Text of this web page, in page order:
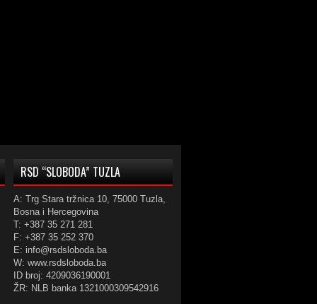
RSD “SLOBODA” TUZLA
A: Trg Stara tržnica 10, 75000 Tuzla,
Bosna i Hercegovina
T: +387 35 271 281
F: +387 35 252 370
E: info@rsdsloboda.ba
W: www.rsdsloboda.ba
ID broj: 4209036190001
ŽR: NLB banka 1321000309542916